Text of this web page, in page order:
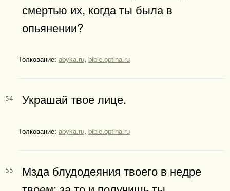
смертью их, когда ты была в
опьянении?
Толкование: abyka.ru, bible.optina.ru
54 Украшай твое лице.
Толкование: abyka.ru, bible.optina.ru
55
Мзда блудодеяния твоего в недре